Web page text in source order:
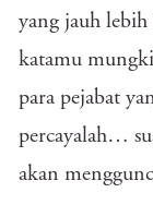
yang jauh lebih
katamu
para pejabat
percayalah…
akan